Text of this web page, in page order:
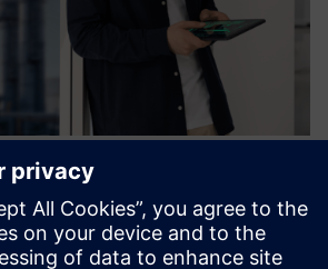
System SIMATIC
en PCS fra bunnen av er vår natur. Nå